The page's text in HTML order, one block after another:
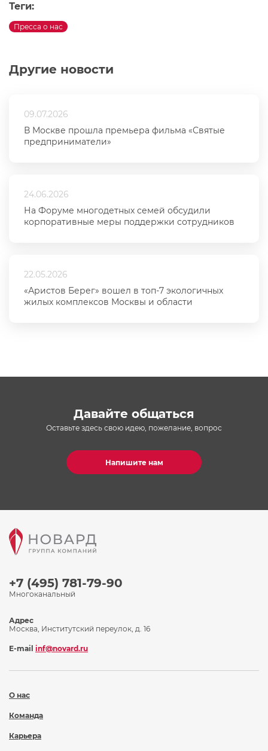
Другие новости
09.07.2026
В Москве прошла премьера фильма «Святые
предприниматели»
24.06.2026
На Форуме многодетных семей обсудили
корпоративные меры поддержки сотрудников
22.05.2026
«Аристов Берег» вошел в топ-7 экологичных
жилых комплексов Москвы и области
Теги:
Пресса о нас
Давайте общаться
Оставьте здесь свою идею, пожелание, вопрос
Напишите нам
+7 (495) 781-79-90
Многоканальный
О нас
Команда
Карьера
Адрес
Москва, Институтский переулок, д. 16
E-mail inf@novard.ru